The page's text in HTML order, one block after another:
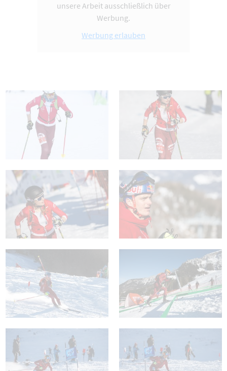
unsere Arbeit ausschließlich über
Werbung.
Werbung erlauben